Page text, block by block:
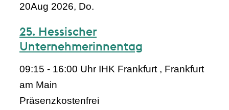
20Aug 2026, Do.
25. Hessischer
Unternehmerinnentag
09:15 - 16:00 Uhr IHK Frankfurt , Frankfurt
am Main
Präsenzkostenfrei